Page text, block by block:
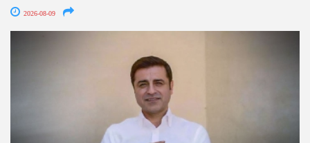
2026-08-09